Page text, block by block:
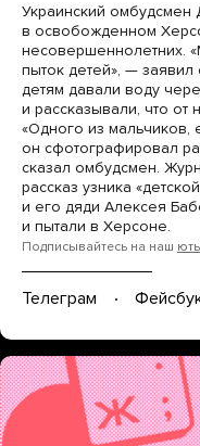
Украинский омбудсмен
в освобожденном
несовершеннолетних.
пыток детей», —
детям давали воду
и рассказывали, что от
«Одного из мальчиков,
он сфотографировал
сказал омбудсмен.
рассказ узника
и его дяди Алексея
и пытали в Херсоне.
Подписывайтесь на наш
Телеграм